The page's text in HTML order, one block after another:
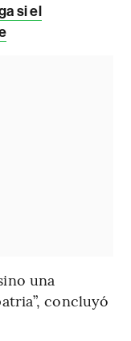
si el
una
concluyó